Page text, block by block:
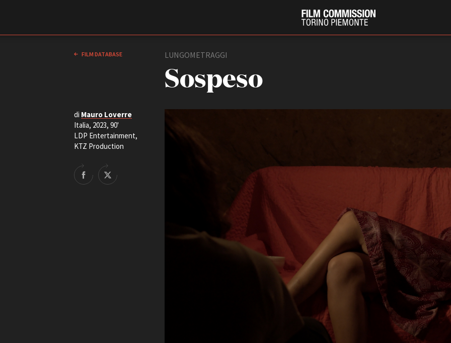
Rete regionale
Attrici-Attori
Beginners
LOCATION GUIDE
FILM DATABASE
BOOK DATABASE
Mostra
Festa
Torino
David di
Nastri
FILM DATABASE LUNGOMETRAGGI
Sospeso
di Mauro Loverre
Italia, 2023, 90'
LDP Entertainment,
KTZ Production